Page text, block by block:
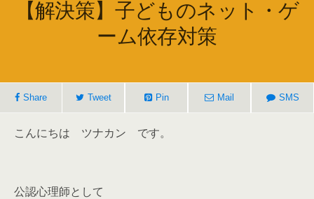
【解決策】子どものネット・ゲ
ーム依存対策
Share Tweet Pin Mail SMS
こんにちは ツナカン です。
公認心理師として